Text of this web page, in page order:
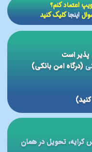
(درگاه امن بانکی)
تحویل در همان
ویپ اعتماد کنم؟
اینجاکلیک کنید